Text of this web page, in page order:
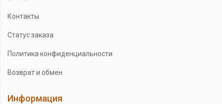
Контакты
Статус заказа
Политика конфиденциальности
Возврат и обмен
Информация